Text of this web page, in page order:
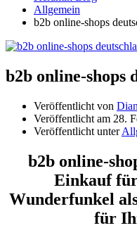
Allgemein
b2b online-shops
b2b online-shops
Veröffentlicht von
Veröffentlicht am 28.
Veröffentlicht unter
b2b online-
Einkauf
Wunderfunkel
für